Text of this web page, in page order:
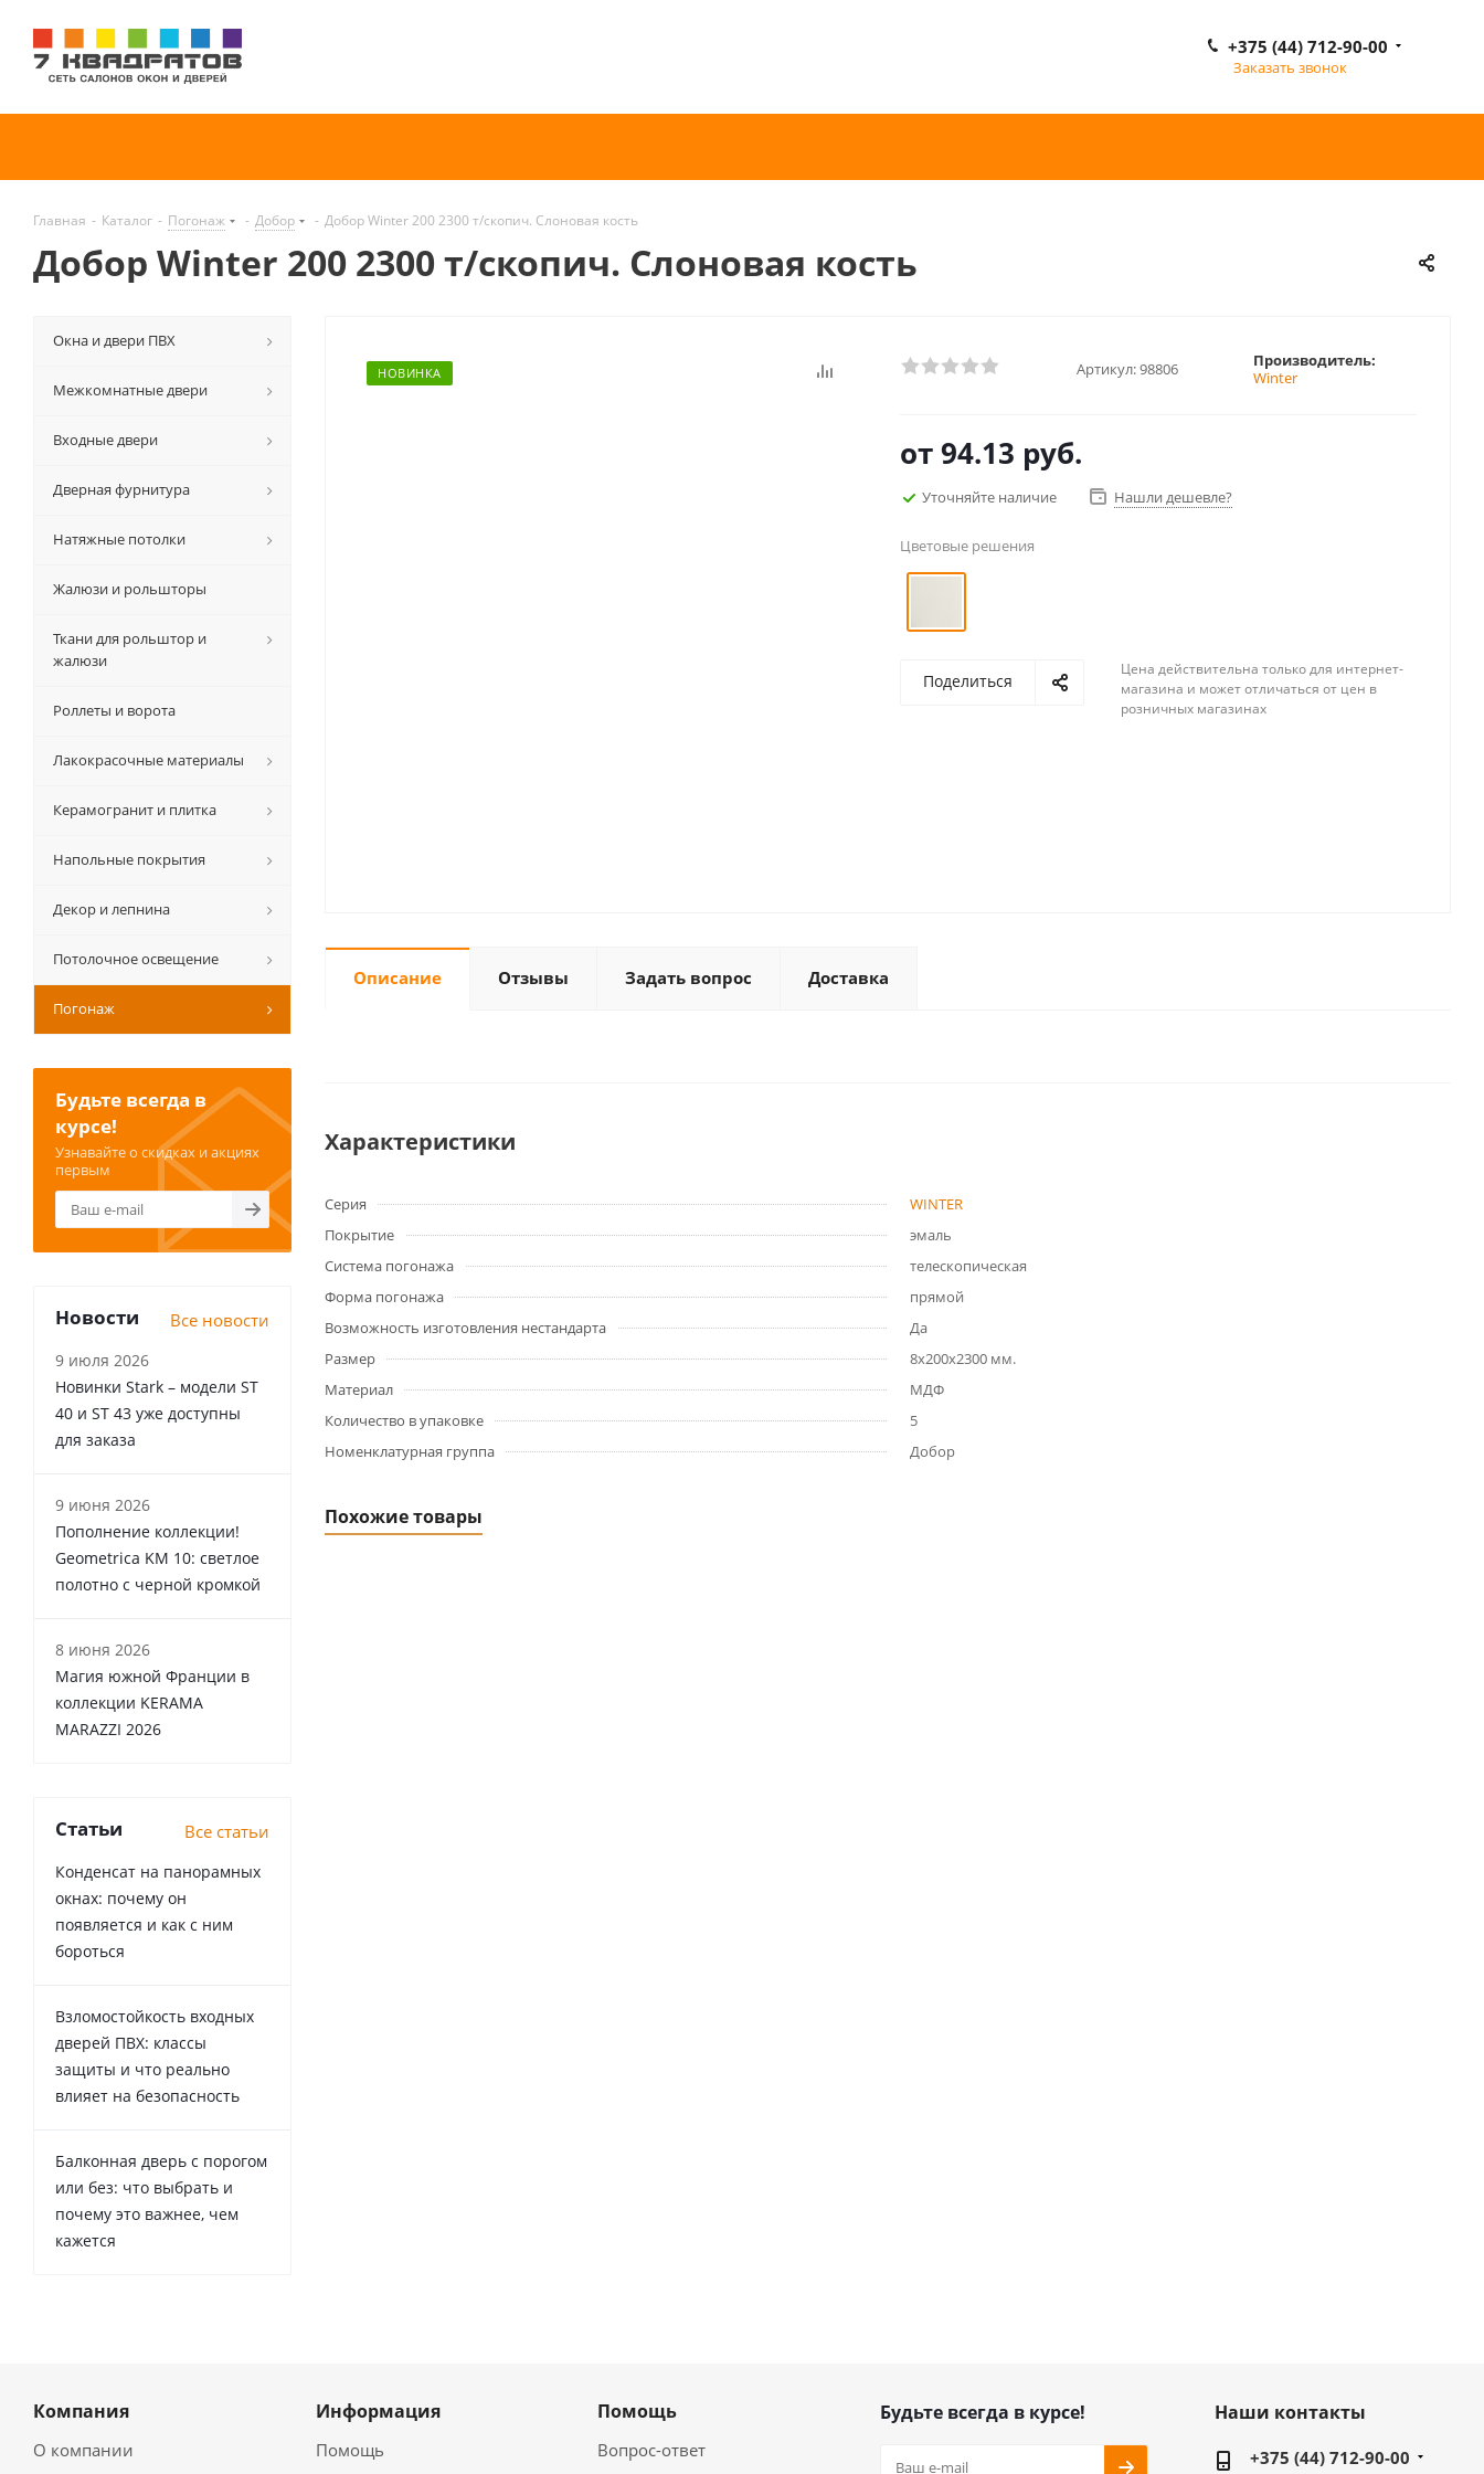
+375 (44) 712-90-00
Заказать звонок
Главная - Каталог - Погонаж - Добор - Добор Winter 200 2300 т/скопич. Слоновая кость
Добор Winter 200 2300 т/скопич. Слоновая кость
НОВИНКА Артикул:98806
Производитель:
Winter
от94.13 руб.
Уточняйте наличие Нашли дешевле?
Цветовые решения
Поделиться
Цена действительна только для интернет-
магазина и может отличаться от цен в
розничных магазинах
Описание Отзывы Задать вопрос Доставка
Характеристики
Серия
WINTER
Покрытие
эмаль
Система погонажа
телескопическая
Форма погонажа
прямой
Возможность изготовления нестандарта
Да
Размер
8x200x2300 мм.
Материал
МДФ
Количество в упаковке
5
Номенклатурная группа
Добор
Похожие товары
Окна и двери ПВХ
Межкомнатные двери
Входные двери
Дверная фурнитура
Натяжные потолки
Жалюзи и рольшторы
Ткани для рольштор и
жалюзи
Роллеты и ворота
Лакокрасочные материалы
Керамогранит и плитка
Напольные покрытия
Декор и лепнина
Потолочное освещение
Погонаж
Будьте всегда в
курсе!
Узнавайте о скидках и акциях
первым
Новости Все новости
9 июля 2026
Новинки Stark – модели ST
40 и ST 43 уже доступны
для заказа
9 июня 2026
Пополнение коллекции!
Geometrica KM 10: светлое
полотно с черной кромкой
8 июня 2026
Магия южной Франции в
коллекции KERAMA
MARAZZI 2026
Статьи Все статьи
Конденсат на панорамных
окнах: почему он
появляется и как с ним
бороться
Взломостойкость входных
дверей ПВХ: классы
защиты и что реально
влияет на безопасность
Балконная дверь с порогом
или без: что выбрать и
почему это важнее, чем
кажется
Компания
О компании
Информация
Помощь
Помощь
Вопрос-ответ
Будьте всегда в курсе! Наши контакты
+375 (44) 712-90-00